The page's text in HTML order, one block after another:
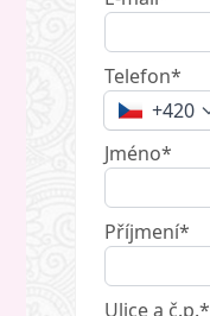
Telefon*
+420
Jméno*
Příjmení*
Ulice a č.p.*